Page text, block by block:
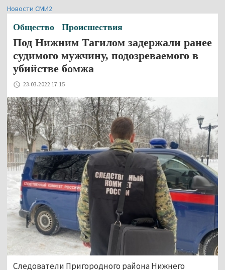
Новости СМИ2
Общество Происшествия
Под Нижним Тагилом задержали ранее
судимого мужчину, подозреваемого в
убийстве бомжа
23.03.2022 17:15
Следователи Пригородного района Нижнего